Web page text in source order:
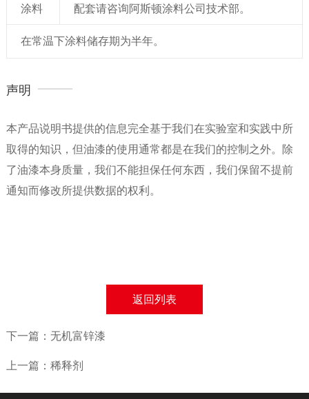
涂料
配套请咨询阿斯顿涂料公司技术部。
在常温下涂料储存期为半年。
声明
本产品说明书提供的信息完全基于我们在实验室和实践中所
取得的知识，但油漆的使用通常都是在我们的控制之外。除
了油漆本身质量，我们不能担保任何东西，我们保留不提前
通知而修改所提供数据的权利。
返回列表
下一篇：无机富锌漆
上一篇：稀释剂